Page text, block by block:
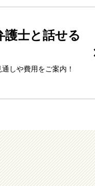
護士と話せる
しや費用をご案内！